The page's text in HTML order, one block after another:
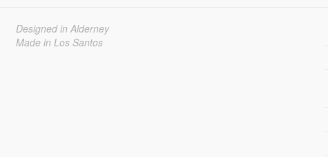
Designed in Alderney
Made in Los Santos